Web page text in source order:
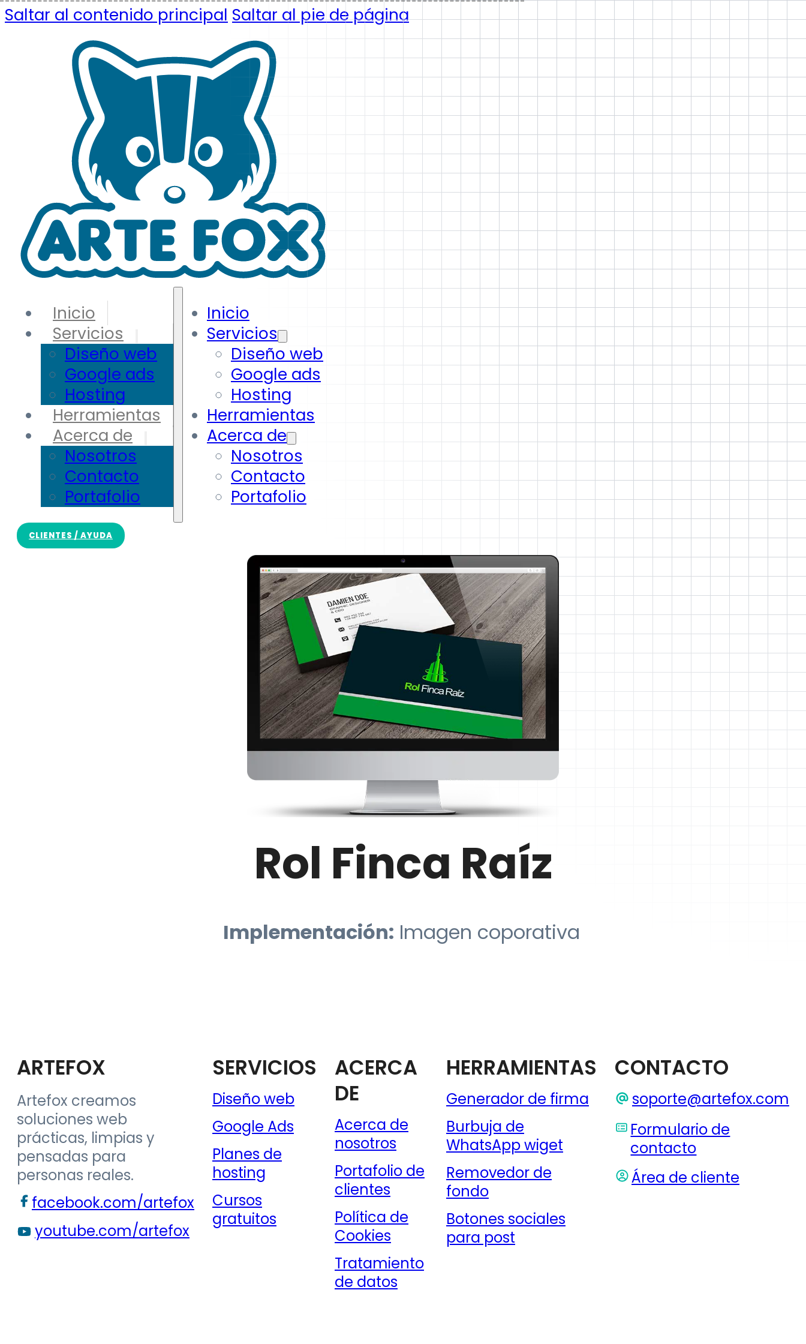
Saltar al contenido principal Saltar al pie de página
Inicio
Servicios
Diseño web
Google ads
Hosting
Herramientas
Acerca de
Nosotros
Contacto
Portafolio
Inicio
Servicios
Diseño web
Google ads
Hosting
Herramientas
Acerca de
Nosotros
Contacto
Portafolio
CLIENTES / AYUDA
Rol Finca Raíz
Implementación: Imagen coporativa
ARTEFOX
Artefox creamos
soluciones web
prácticas, limpias y
pensadas para
personas reales.
facebook.com/artefox
youtube.com/artefox
SERVICIOS
Diseño web
Google Ads
Planes de
hosting
Cursos
gratuitos
ACERCA
DE
Acerca de
nosotros
Portafolio de
clientes
Política de
Cookies
Tratamiento
de datos
HERRAMIENTAS
Generador de firma
Burbuja de
WhatsApp wiget
Removedor de
fondo
Botones sociales
para post
CONTACTO
soporte@artefox.com
Formulario de
contacto
Área de cliente